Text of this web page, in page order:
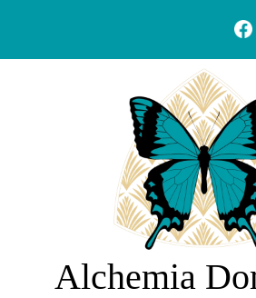
Alchemia